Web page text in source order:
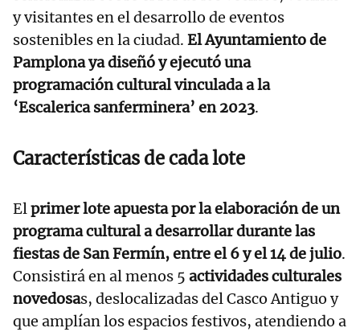
y visitantes en el desarrollo de eventos
sostenibles en la ciudad. El Ayuntamiento de
Pamplona ya diseñó y ejecutó una
programación cultural vinculada a la
‘Escalerica sanferminera’ en 2023.
Características de cada lote
Elprimer lote apuesta por la elaboración de un
programa cultural a desarrollar durante las
fiestas de San Fermín, entre el 6 y el 14 de julio.
Consistirá en al menos 5 actividades culturales
novedosas, deslocalizadas del Casco Antiguo y
que amplían los espacios festivos, atendiendo a